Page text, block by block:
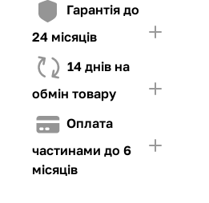
Гарантія до
24 місяців
14 днів на
обмін товару
Оплата
частинами до 6
місяців